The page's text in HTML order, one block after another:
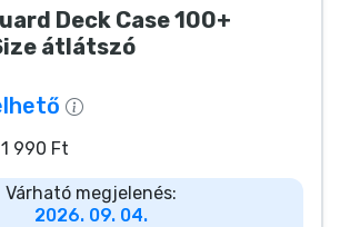
Deck Case 100+
átlátszó
990 Ft
Várható megjelenés:
2026. 09. 04.